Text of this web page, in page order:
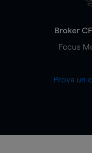
Broker
Focus
Prova un